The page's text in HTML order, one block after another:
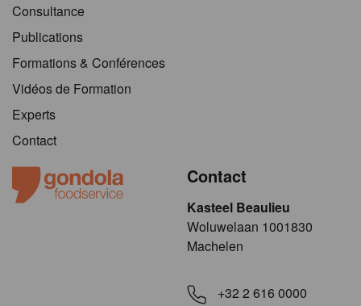
Consultance
Publications
Formations & Conférences
Vidéos de Formation
Experts
Contact
Contact
Kasteel Beaulieu
​​​Woluwelaan 1001830
Machelen
+32 2 616 0000